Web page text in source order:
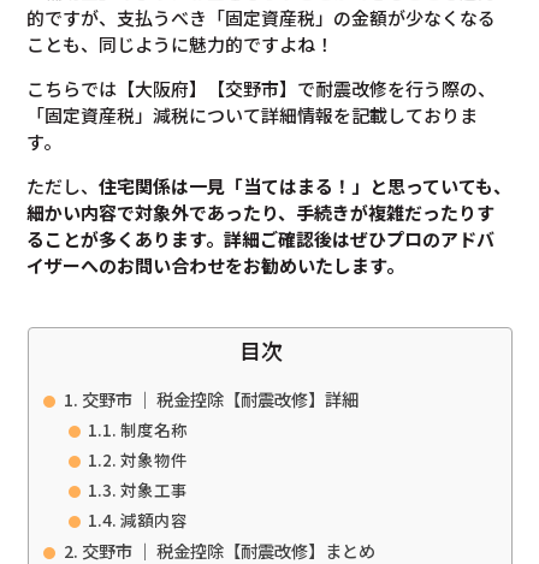
的ですが、支払うべき「固定資産税」の金額が少なくなる
ことも、同じように魅力的ですよね！
こちらでは【大阪府】【交野市】で耐震改修を行う際の、
「固定資産税」減税について詳細情報を記載しておりま
す。
ただし、住宅関係は一見「当てはまる！」と思っていても、
細かい内容で対象外であったり、手続きが複雑だったりす
ることが多くあります。詳細ご確認後はぜひプロのアドバ
イザーへのお問い合わせをお勧めいたします。
目次
交野市 ｜ 税金控除【耐震改修】詳細
制度名称
対象物件
対象工事
減額内容
交野市 ｜ 税金控除【耐震改修】まとめ